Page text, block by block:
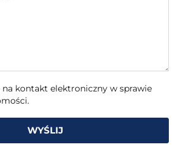
kontakt elektroniczny w sprawie
WYŚLIJ